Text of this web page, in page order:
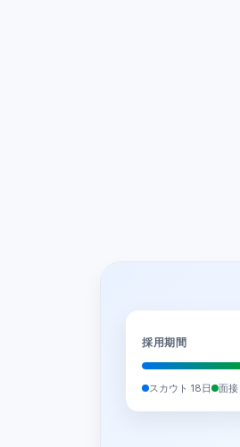
採用期間
スカウト 18日 面接